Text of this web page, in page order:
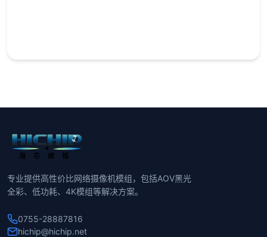
专业提供高性价比网络摄像机模组，包括AOV黑光
全彩、低功耗、4K模组等解决方案。
0755-28887816
hichip@hichip.net